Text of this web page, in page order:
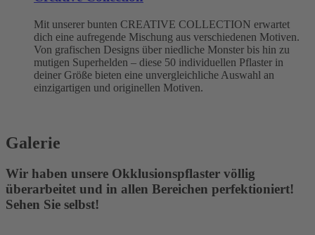
Mit unserer bunten CREATIVE COLLECTION erwartet
dich eine aufregende Mischung aus verschiedenen Motiven.
Von grafischen Designs über niedliche Monster bis hin zu
mutigen Superhelden – diese 50 individuellen Pflaster in
deiner Größe bieten eine unvergleichliche Auswahl an
einzigartigen und originellen Motiven.
Galerie
Wir haben unsere Okklusionspflaster völlig
überarbeitet und in allen Bereichen perfektioniert!
Sehen Sie selbst!